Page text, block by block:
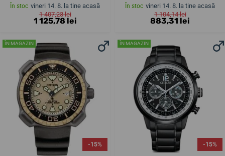
În stoc vineri 14. 8. la tine acasă
1 407,23 lei
1 125,78 lei
În stoc vineri 14. 8. la tine acasă
1 104,14 lei
883,31 lei
ÎN MAGAZIN
-15%
ÎN MAGAZIN
-15%